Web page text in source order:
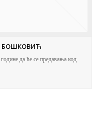
БОШКОВИЋ
да ће се предавања код